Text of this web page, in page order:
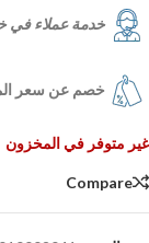
خدمة عملاء في
خصم عن سعر
غير متوفر في المخزون
Compare